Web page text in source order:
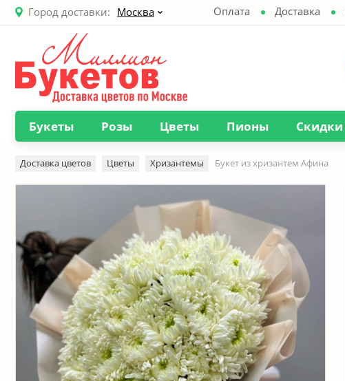
Оплата Доставка
Город доставки: Москва
Букеты Розы Цветы Пионы Скидки
Доставка цветов Цветы Хризантемы Букет из хризантем Афина